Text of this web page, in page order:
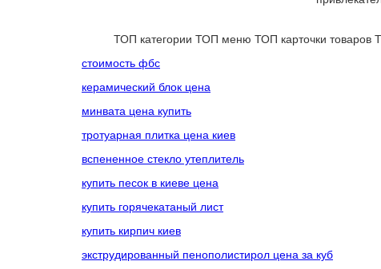
ТОП категории ТОП меню ТОП карточки товаров
стоимость фбс
керамический блок цена
минвата цена купить
тротуарная плитка цена киев
вспененное стекло утеплитель
купить песок в киеве цена
купить горячекатаный лист
купить кирпич киев
экструдированный пенополистирол цена за куб